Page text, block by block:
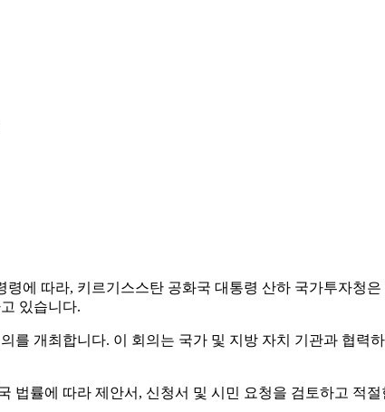
에 따라, 키르기스스탄 공화국 대통령 산하 국가투자청
있습니다.
를 개최합니다. 이 회의는 국가 및 지방 자치 기관과 협력
법률에 따라 제안서, 신청서 및 시민 요청을 검토하고 적